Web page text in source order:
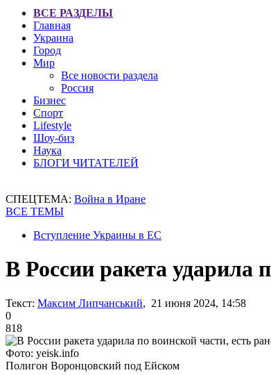
ВСЕ РАЗДЕЛЫ
Главная
Украина
Город
Мир
Все новости раздела
Россия
Бизнес
Спорт
Lifestyle
Шоу-биз
Наука
БЛОГИ ЧИТАТЕЛЕЙ
СПЕЦТЕМА: Война в Иране
ВСЕ ТЕМЫ
Вступление Украины в ЕС
В России ракета
Текст: Максим Липчанський, 21 июня 2024, 14:58
0
818
Фото: yeisk.info
Полигон Воронцовский под Ейском